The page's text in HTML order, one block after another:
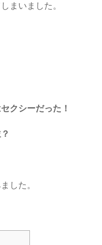
まいました。
クシーだった！
した。